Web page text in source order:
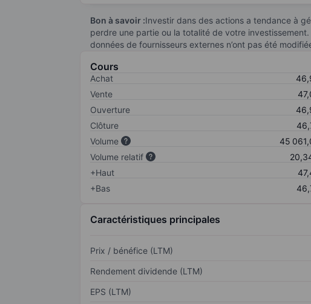
Bon à savoir :Investir dans des actions a tendance à
perdre une partie ou la totalité de votre
données de fournisseurs externes n’ont pas été
Cours
Achat
Vente
Ouverture
Clôture
Volume
45
Volume relatif
+Haut
+Bas
Caractéristiques principales
Prix / bénéfice (LTM)
Rendement dividende (LTM)
EPS (LTM)